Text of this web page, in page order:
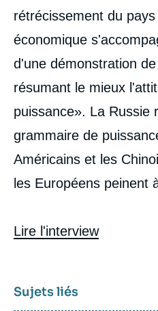
rétrécissement du
économique
d'une démonstration
résumant le mieux
puissance». La Russie
grammaire de
Américains et les
les Européens peinent
Lire l'interview
Sujets liés